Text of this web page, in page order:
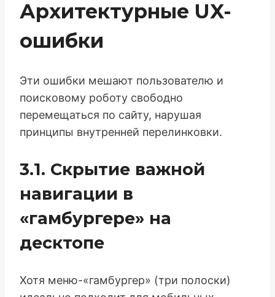
Архитектурные UX-
ошибки
Эти ошибки мешают пользователю и
поисковому роботу свободно
перемещаться по сайту, нарушая
принципы внутренней перелинковки.
3.1. Скрытие важной
навигации в
«гамбургере» на
десктопе
Хотя меню-«гамбургер» (три полоски)